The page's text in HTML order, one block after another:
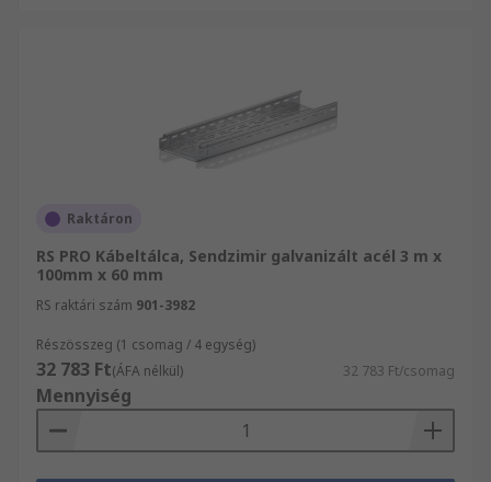
Raktáron
RS PRO Kábeltálca, Sendzimir galvanizált acél 3 m x
100mm x 60 mm
RS raktári szám 901-3982
Részösszeg (1 csomag / 4 egység)
32 783 Ft(ÁFA nélkül) 32 783 Ft/csomag
Mennyiség